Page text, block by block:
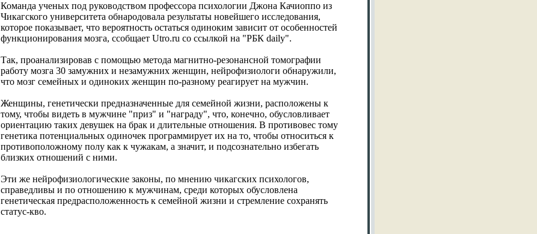
Команда ученых под руководством профессора психологии Джона Качиоппо из
Чикагского университета обнародовала результаты новейшего исследования,
которое показывает, что вероятность остаться одиноким зависит от особенностей
функционирования мозга, ссобщает Utro.ru со ссылкой на "РБК daily".
Так, проанализировав с помощью метода магнитно-резонансной томографии
работу мозга 30 замужних и незамужних женщин, нейрофизиологи обнаружили,
что мозг семейных и одиноких женщин по-разному реагирует на мужчин.
Женщины, генетически предназначенные для семейной жизни, расположены к
тому, чтобы видеть в мужчине "приз" и "награду", что, конечно, обусловливает
ориентацию таких девушек на брак и длительные отношения. В противовес тому
генетика потенциальных одиночек программирует их на то, чтобы относиться к
противоположному полу как к чужакам, а значит, и подсознательно избегать
близких отношений с ними.
Эти же нейрофизиологические законы, по мнению чикагских психологов,
справедливы и по отношению к мужчинам, среди которых обусловлена
генетическая предрасположенность к семейной жизни и стремление сохранять
статус-кво.